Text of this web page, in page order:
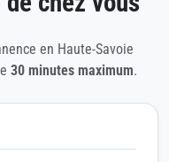
en Haute-Savoie
30 minutes maximum.